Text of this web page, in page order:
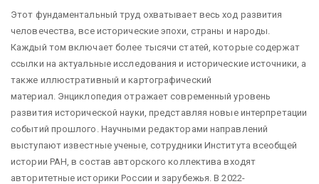
Этот фундаментальный труд охватывает весь ход развития
человечества, все исторические эпохи, страны и народы.
Каждый том включает более тысячи статей, которые содержат
ссылки на актуальные исследования и исторические источники, а
также иллюстративный и картографический
материал. Энциклопедия отражает современный уровень
развития исторической науки, представляя новые интерпретации
событий прошлого. Научными редакторами направлений
выступают известные ученые, сотрудники Института всеобщей
истории РАН, в состав авторского коллектива входят
авторитетные историки России и зарубежья. В 2022-